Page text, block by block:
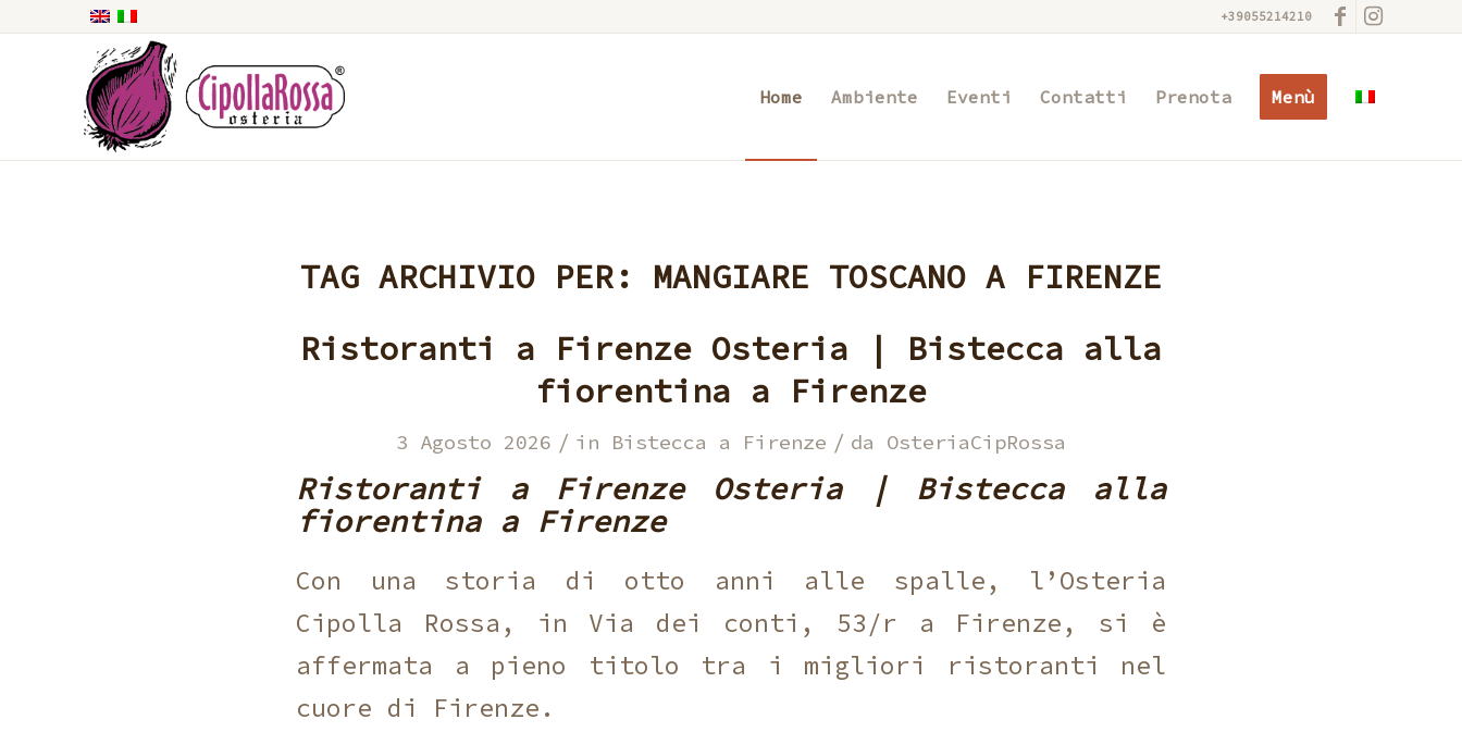
+39055214210
Home Ambiente Eventi Contatti Prenota Menù
TAG ARCHIVIO PER: MANGIARE TOSCANO A FIRENZE
Ristoranti a Firenze Osteria | Bistecca alla
fiorentina a Firenze
3 Agosto 2026 / in Bistecca a Firenze / da OsteriaCipRossa
Ristoranti a Firenze Osteria | Bistecca alla
fiorentina a Firenze
Con una storia di otto anni alle spalle, l’Osteria
Cipolla Rossa, in Via dei conti, 53/r a Firenze, si è
affermata a pieno titolo tra i migliori ristoranti nel
cuore di Firenze.